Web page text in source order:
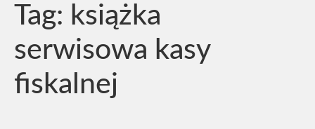
Tag: książka
serwisowa kasy
fiskalnej